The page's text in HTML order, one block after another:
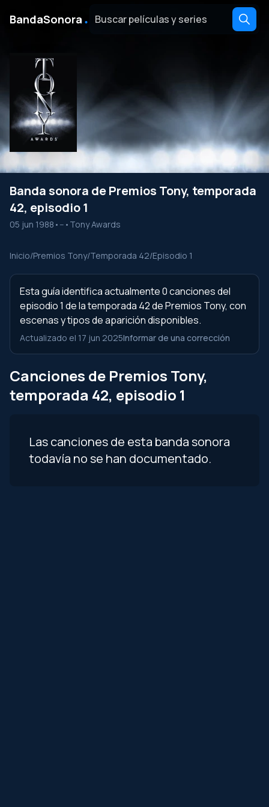
BandaSonora ․
Banda sonora de Premios Tony, temporada
42, episodio 1
05 jun 1988 • -- • Tony Awards
Inicio/Premios Tony/Temporada 42/Episodio 1
Esta guía identifica actualmente 0 canciones del
episodio 1 de la temporada 42 de Premios Tony, con
escenas y tipos de aparición disponibles.
Actualizado el 17 jun 2025Informar de una corrección
Canciones de Premios Tony,
temporada 42, episodio 1
Las canciones de esta banda sonora
todavía no se han documentado.